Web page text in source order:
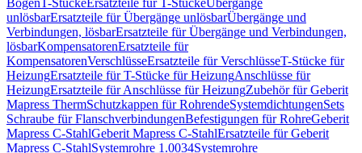
BögenT-StückeErsatzteile für T-StückeÜbergänge
unlösbarErsatzteile für Übergänge unlösbarÜbergänge und
Verbindungen, lösbarErsatzteile für Übergänge und Verbindungen,
lösbarKompensatorenErsatzteile für
KompensatorenVerschlüsseErsatzteile für VerschlüsseT-Stücke für
HeizungErsatzteile für T-Stücke für HeizungAnschlüsse für
HeizungErsatzteile für Anschlüsse für HeizungZubehör für Geberit
Mapress ThermSchutzkappen für RohrendeSystemdichtungenSets
Schraube für FlanschverbindungenBefestigungen für RohreGeberit
Mapress C-StahlGeberit Mapress C-StahlErsatzteile für Geberit
Mapress C-StahlSystemrohre 1.0034Systemrohre